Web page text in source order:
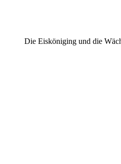
Die Eisköniging und die